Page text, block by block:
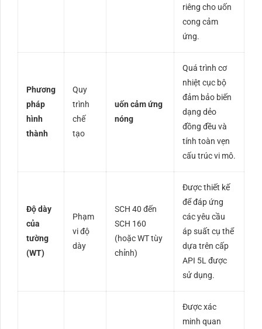
riêng cho uốn
cong cảm
ứng.
Phương
pháp
hình
thành
Quy
trình
chế
tạo
uốn cảm ứng
nóng
Quá trình cơ
nhiệt cục bộ
đảm bảo biến
dạng dẻo
đồng đều và
tính toàn vẹn
cấu trúc vi mô.
Độ dày
của
tường
(WT)
Phạm
vi độ
dày
SCH 40 đến
SCH 160
(hoặc WT tùy
chỉnh)
Được thiết kế
để đáp ứng
các yêu cầu
áp suất cụ thể
dựa trên cấp
API 5L được
sử dụng.
Được xác
minh quan